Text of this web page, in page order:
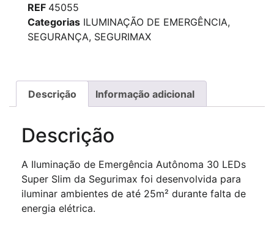
REF 45055
Categorias ILUMINAÇÃO DE EMERGÊNCIA,
SEGURANÇA, SEGURIMAX
Descrição Informação adicional
Descrição
A Iluminação de Emergência Autônoma 30 LEDs
Super Slim da Segurimax foi desenvolvida para
iluminar ambientes de até 25m² durante falta de
energia elétrica.